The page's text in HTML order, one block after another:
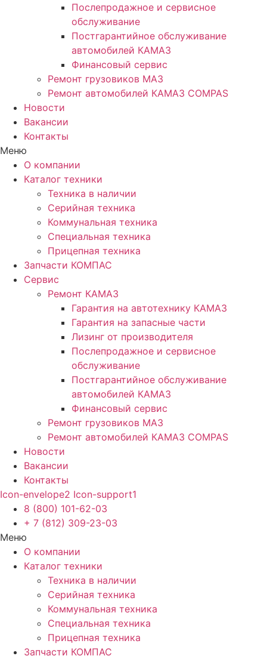
Послепродажное и сервисное
обслуживание
Постгарантийное обслуживание
автомобилей КАМАЗ
Финансовый сервис
Ремонт грузовиков МАЗ
Ремонт автомобилей КАМАЗ COMPAS
Новости
Вакансии
Контакты
Меню
О компании
Каталог техники
Техника в наличии
Серийная техника
Коммунальная техника
Специальная техника
Прицепная техника
Запчасти КОМПАС
Сервис
Ремонт КАМАЗ
Гарантия на автотехнику КАМАЗ
Гарантия на запасные части
Лизинг от производителя
Послепродажное и сервисное
обслуживание
Постгарантийное обслуживание
автомобилей КАМАЗ
Финансовый сервис
Ремонт грузовиков МАЗ
Ремонт автомобилей КАМАЗ COMPAS
Новости
Вакансии
Контакты
Icon-envelope2 Icon-support1
8 (800) 101-62-03
+ 7 (812) 309-23-03
Меню
О компании
Каталог техники
Техника в наличии
Серийная техника
Коммунальная техника
Специальная техника
Прицепная техника
Запчасти КОМПАС